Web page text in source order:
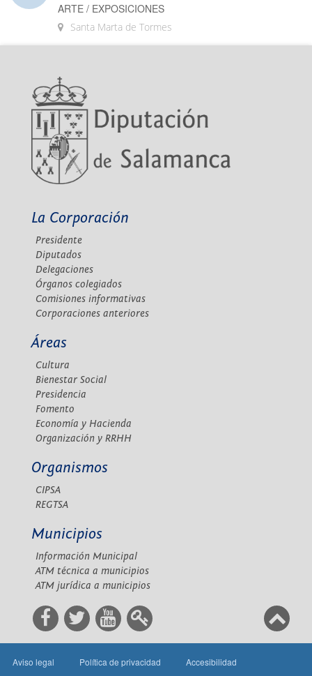
ARTE / EXPOSICIONES
Santa Marta de Tormes
La Corporación
Presidente
Diputados
Delegaciones
Órganos colegiados
Comisiones informativas
Corporaciones anteriores
Áreas
Cultura
Bienestar Social
Presidencia
Fomento
Economía y Hacienda
Organización y RRHH
Organismos
CIPSA
REGTSA
Municipios
Información Municipal
ATM técnica a municipios
ATM jurídica a municipios
Aviso legal Política de privacidad Accesibilidad